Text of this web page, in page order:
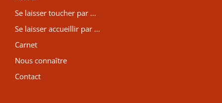
Se laisser toucher par …
Se laisser accueillir par …
Carnet
Nous connaître
Contact